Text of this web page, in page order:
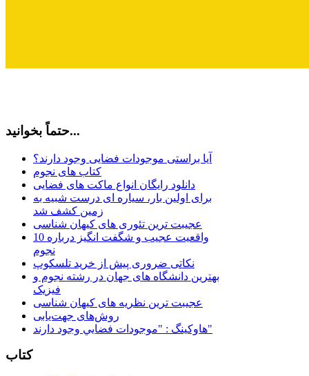
حتماً بخوانید...
آیا براستی موجودات فضایی وجود دارند؟
کتاب های نجوم
دانلود رایگان انواع ماکت های فضایی
برای اولین بار، سیاره ای درست شبیه به
زمین کشف شد
عجیبت ترین تئوری های کیهان شناسی
10 واقعیت عجیب و شگفت انگیز درباره
نجوم
نکاتی ضروری پیش از خرید تلسکوپ
بهترین دانشگاه های جهان در رشته نجوم و
فیزیک
عجیبت ترین نظریه های کیهان شناسی
روش‌های جهت‌یابی
هاوكينگ : "موجودات فضايي وجود دارند"
کتاب